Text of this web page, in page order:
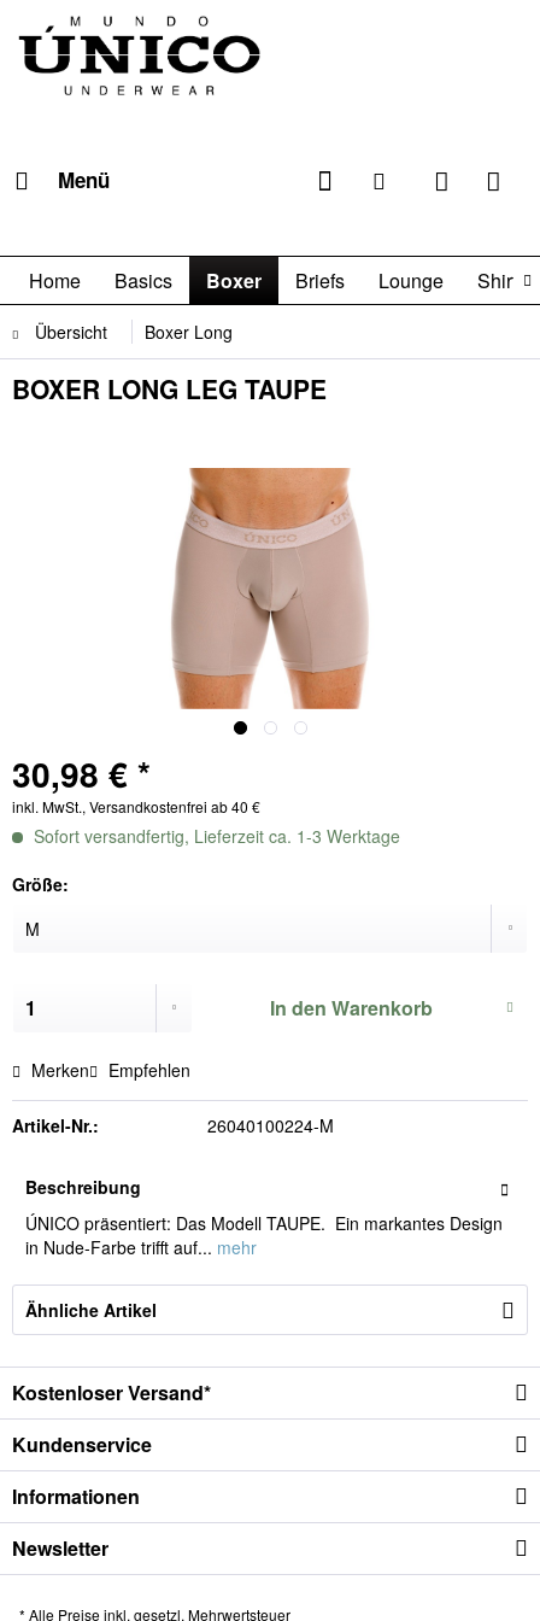
Menü
Home Basics Boxer Briefs Lounge Shirts
Übersicht Boxer Long
BOXER LONG LEG TAUPE
30,98 € *
inkl. MwSt., Versandkostenfrei ab 40 €
Sofort versandfertig, Lieferzeit ca. 1-3 Werktage
Größe:
In den Warenkorb
Merken Empfehlen
Artikel-Nr.: 26040100224-M
Beschreibung
ÚNICO präsentiert: Das Modell TAUPE. Ein markantes Design
in Nude‑Farbe trifft auf... mehr
Ähnliche Artikel
Kostenloser Versand*
Kundenservice
Informationen
Newsletter
* Alle Preise inkl. gesetzl. Mehrwertsteuer